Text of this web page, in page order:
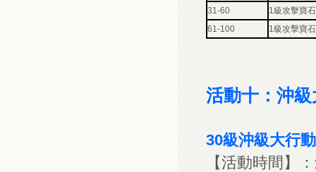
31-60
1級攻擊寶
61-100
1級攻擊寶
活動十：沖
30級沖級大行動
【活動時間】：